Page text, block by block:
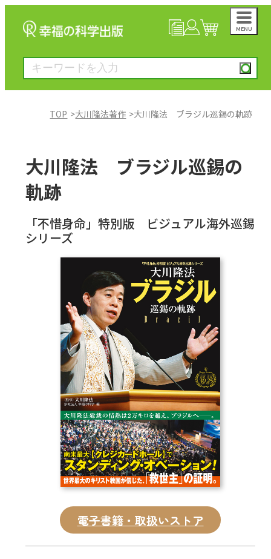
MENU
一般書
絵本
雑誌
DVD・ブルーレイ
雑貨
外国語
TOP 大川隆法著作 大川隆法 ブラジル巡錫の軌跡
大川隆法 ブラジル巡錫の
軌跡
「不惜身命」特別版 ビジュアル海外巡錫
シリーズ
電子書籍・取扱いストア